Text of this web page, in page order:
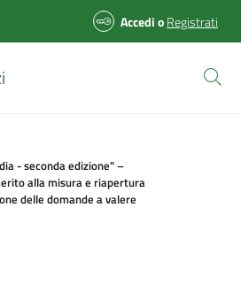
AccedioRegistrati
- seconda edizione" –
alla misura e riapertura
delle domande a valere